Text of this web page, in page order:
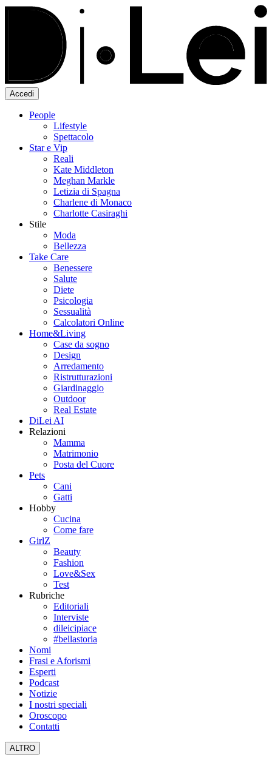
Accedi
People
Lifestyle
Spettacolo
Star e Vip
Reali
Kate Middleton
Meghan Markle
Letizia di Spagna
Charlene di Monaco
Charlotte Casiraghi
Stile
Moda
Bellezza
Take Care
Benessere
Salute
Diete
Psicologia
Sessualità
Calcolatori Online
Home&Living
Case da sogno
Design
Arredamento
Ristrutturazioni
Giardinaggio
Outdoor
Real Estate
DiLei AI
Relazioni
Mamma
Matrimonio
Posta del Cuore
Pets
Cani
Gatti
Hobby
Cucina
Come fare
GirlZ
Beauty
Fashion
Love&Sex
Test
Rubriche
Editoriali
Interviste
dileicipiace
#bellastoria
Nomi
Frasi e Aforismi
Esperti
Podcast
Notizie
I nostri speciali
Oroscopo
Contatti
ALTRO